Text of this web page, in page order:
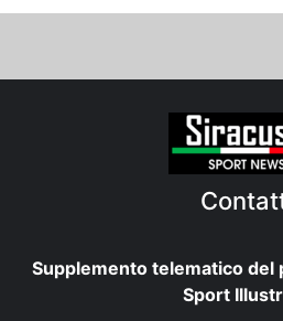
Supplemento telematico del
Sport